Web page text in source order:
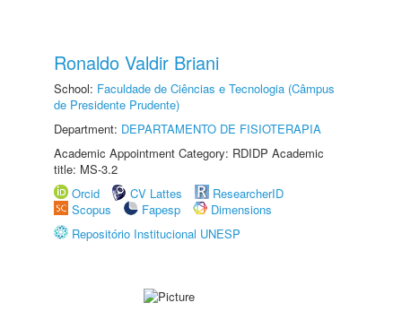
Ronaldo Valdir Briani
School: Faculdade de Ciências e Tecnologia (Câmpus
de Presidente Prudente)
Department: DEPARTAMENTO DE FISIOTERAPIA
Academic Appointment Category: RDIDP Academic
title: MS-3.2
Orcid
CV Lattes
ResearcherID
Scopus
Fapesp
Dimensions
Repositório Institucional UNESP